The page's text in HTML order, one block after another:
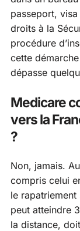
passeport, visa
droits à la
procédure
cette
dépasse
Medicare
vers la
?
Non, jamais.
compris celui
le
peut atteindre
la distance,